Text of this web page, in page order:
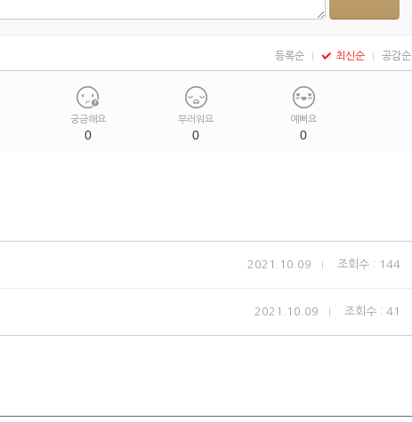
등록순 최신순 공감순
궁금해요
0
부러워요
0
예뻐요
0
2021.10.09 조회수 : 144
2021.10.09 조회수 : 41